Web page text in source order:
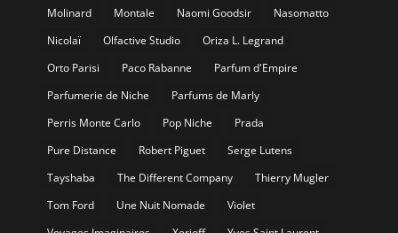
Molinard
Montale Naomi Goodsir
Nasomatto
Nicolaï
Olfactive Studio
Oriza L. Legrand
Orto Parisi
Paco Rabanne
Parfum d'Empire
Parfumerie de Niche
Parfums de Marly
Perris Monte Carlo
Pop Niche
Prada
Pure Distance
Robert Piguet
Serge Lutens
Tayshaba
The Different Company
Thierry Mugler
Tom Ford
Une Nuit Nomade
Violet